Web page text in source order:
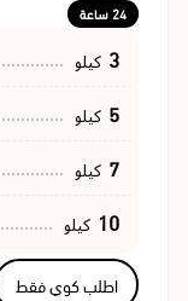
24 ساعة
3 كيلو
5 كيلو
7 كيلو
10 كيلو
اطلب كوي فقط